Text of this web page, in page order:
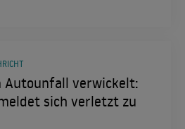
Psychodrama, das
Autounfall verwickelt:
sich verletzt zu